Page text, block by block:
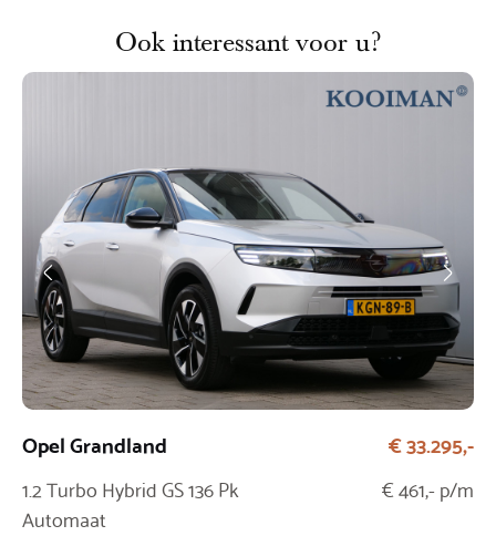
Ook interessant voor u?
Opel Grandland
1.2 Turbo Hybrid GS 136 Pk
Automaat
€ 33.295,-
€ 461,- p/m